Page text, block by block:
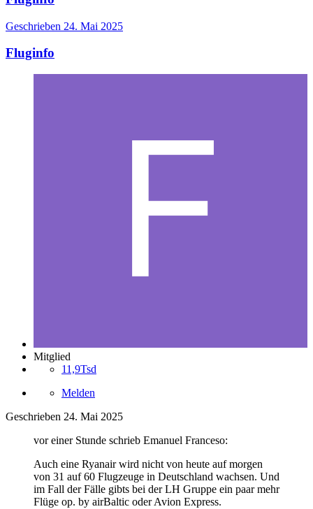
Geschrieben 24. Mai 2025
Fluginfo
Mitglied
11,9Tsd
Melden
Geschrieben 24. Mai 2025
vor einer Stunde schrieb Emanuel Franceso:
Auch eine Ryanair wird nicht von heute auf morgen
von 31 auf 60 Flugzeuge in Deutschland wachsen. Und
im Fall der Fälle gibts bei der LH Gruppe ein paar mehr
Flüge op. by airBaltic oder Avion Express.